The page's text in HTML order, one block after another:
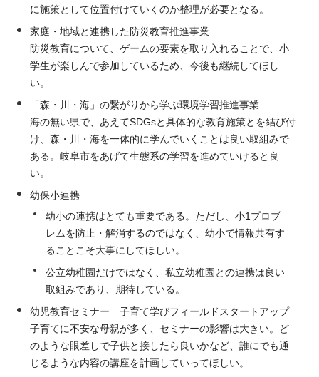
に施策として位置付けていくのか整理が必要となる。
家庭・地域と連携した防災教育推進事業
防災教育について、ゲームの要素を取り入れることで、小
学生が楽しんで参加しているため、今後も継続してほし
い。
「森・川・海」の繋がりから学ぶ環境学習推進事業
海の無い県で、あえてSDGsと具体的な教育施策とを結び付
け、森・川・海を一体的に学んでいくことは良い取組みで
ある。岐阜市をあげて生態系の学習を進めていけると良
い。
幼保小連携
幼小の連携はとても重要である。ただし、小1プロブ
レムを防止・解消するのではなく、幼小で情報共有す
ることこそ大事にしてほしい。
公立幼稚園だけではなく、私立幼稚園との連携は良い
取組みであり、期待している。
幼児教育セミナー 子育て学びフィールドスタートアップ
子育てに不安な母親が多く、セミナーの影響は大きい。ど
のような眼差しで子供と接したら良いかなど、誰にでも通
じるような内容の講座を計画していってほしい。